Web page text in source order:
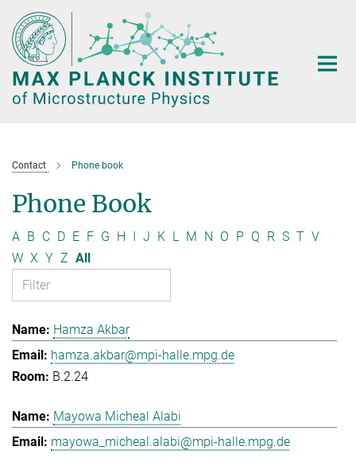
Main-
Content
Contact Phone book
Phone Book
A B C D E F G H I J K L M N O P Q R S T V
W X Y Z All
Hamza Akbar
hamza.akbar@mpi-halle.mpg.de
B.2.24
Mayowa Micheal Alabi
mayowa_micheal.alabi@mpi-halle.mpg.de